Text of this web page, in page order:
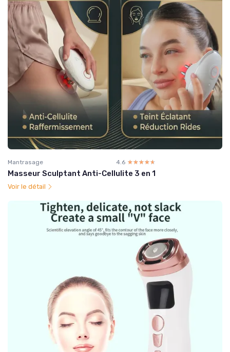
Mantrasage 4.6 ☆☆☆☆☆
★★★★★
Masseur Sculptant Anti-Cellulite 3 en 1
Voir le détail